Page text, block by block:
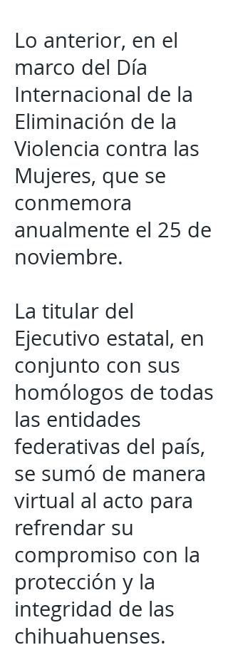
Lo anterior, en el
marco del Día
Internacional de la
Eliminación de la
Violencia contra las
Mujeres, que se
conmemora
anualmente el 25 de
noviembre.
La titular del
Ejecutivo estatal, en
conjunto con sus
homólogos de todas
las entidades
federativas del país,
se sumó de manera
virtual al acto para
refrendar su
compromiso con la
protección y la
integridad de las
chihuahuenses.